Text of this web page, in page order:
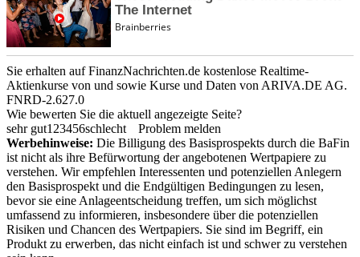
Sie erhalten auf FinanzNachrichten.de kostenlose Realtime-
Aktienkurse von und sowie Kurse und Daten von ARIVA.DE AG.
FNRD-2.627.0
Wie bewerten Sie die aktuell angezeigte Seite?
sehr gut1 23456schlecht
Problem melden
Werbehinweise: Die Billigung des Basisprospekts durch die BaFin
ist nicht als ihre Befürwortung der angebotenen Wertpapiere zu
verstehen. Wir empfehlen Interessenten und potenziellen Anlegern
den Basisprospekt und die Endgültigen Bedingungen zu lesen,
bevor sie eine Anlageentscheidung treffen, um sich möglichst
umfassend zu informieren, insbesondere über die potenziellen
Risiken und Chancen des Wertpapiers. Sie sind im Begriff, ein
Produkt zu erwerben, das nicht einfach ist und schwer zu verstehen